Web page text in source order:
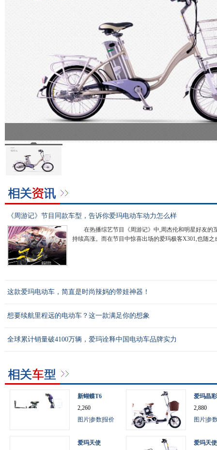
《周游记》节目同款车型，告诉你爱玛电动车动力怎么样
在热播综艺节目《周游记》中,周杰伦和明星好友的
持续高涨。而在节目中惊喜出场的爱玛极客X301,也随之
这款爱玛电动车，简直是时尚辣妈的带娃神器！
想要续航里程远的电动车？这一款满足你的想象
全球累计销量破4100万辆，爱玛诠释中国电动车品牌实力
新蝴蝶T6
2,260
图片参数报价
爱玛晶
2,880
图片参
爱玛天使 爱玛天